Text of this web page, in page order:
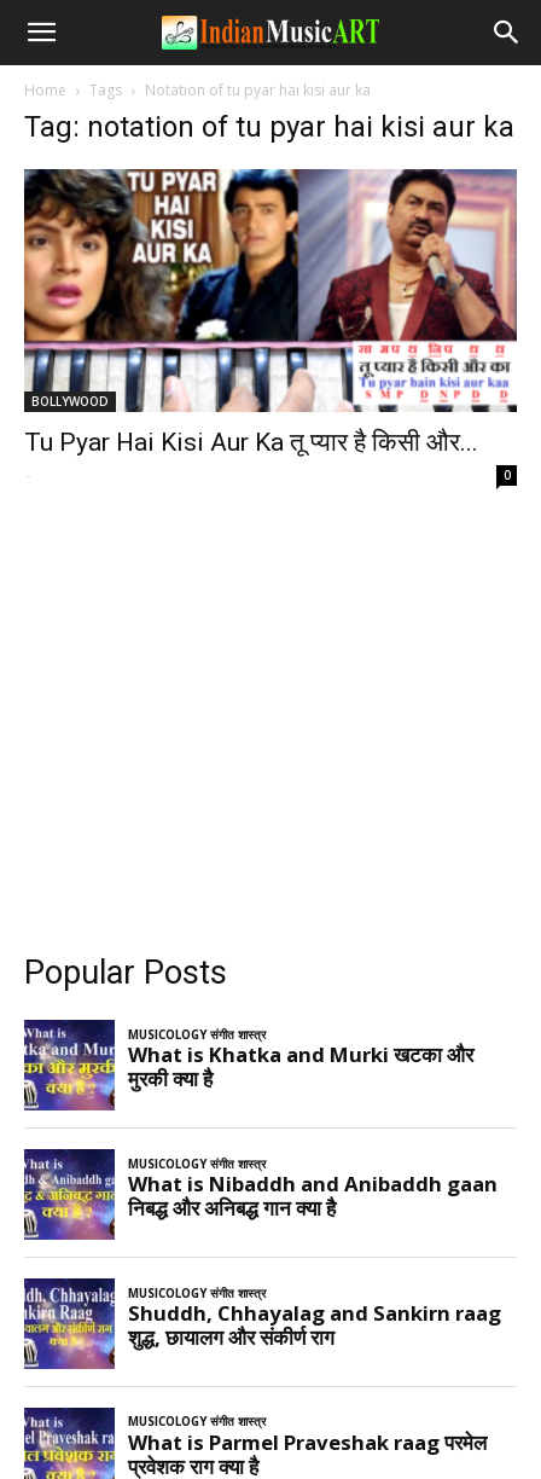
Home Tags Notation of tu pyar hai kisi aur ka
Tag: notation of tu pyar hai kisi aur ka
BOLLYWOOD
Tu Pyar Hai Kisi Aur Ka तू प्यार है किसी और...
- 0
Popular Posts